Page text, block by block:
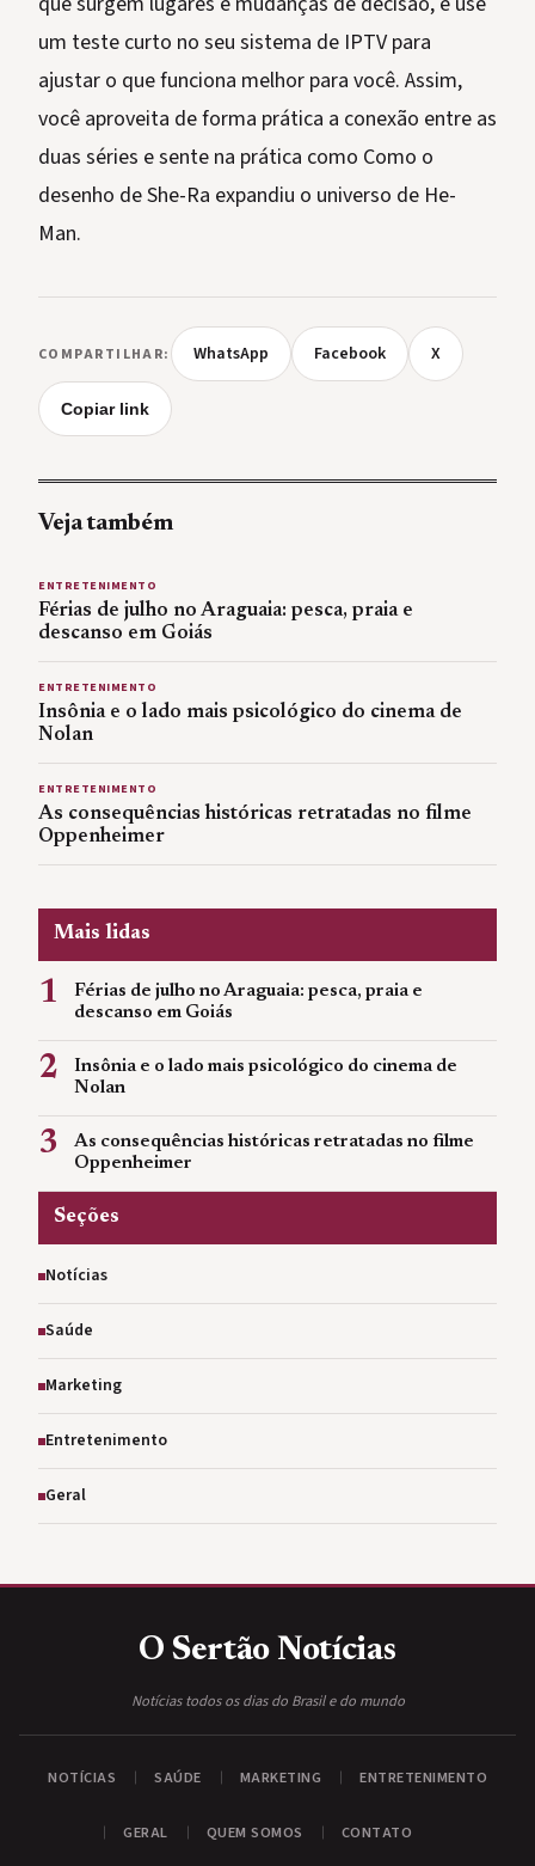
um teste curto no seu sistema de IPTV para
ajustar o que funciona melhor para você. Assim,
você aproveita de forma prática a conexão entre as
duas séries e sente na prática como Como o
desenho de She-Ra expandiu o universo de He-
Man.
COMPARTILHAR: WhatsApp Facebook X
Copiar link
Veja também
ENTRETENIMENTO
Férias de julho no Araguaia: pesca, praia e
descanso em Goiás
ENTRETENIMENTO
Insônia e o lado mais psicológico do cinema de
Nolan
ENTRETENIMENTO
As consequências históricas retratadas no filme
Oppenheimer
Mais lidas
1
Férias de julho no Araguaia: pesca, praia e
descanso em Goiás
2
Insônia e o lado mais psicológico do cinema de
Nolan
3
As consequências históricas retratadas no filme
Oppenheimer
Seções
Notícias
Saúde
Marketing
Entretenimento
Geral
O Sertão Notícias
Notícias todos os dias do Brasil e do mundo
NOTÍCIAS SAÚDE MARKETING ENTRETENIMENTO
GERAL QUEM SOMOS CONTATO